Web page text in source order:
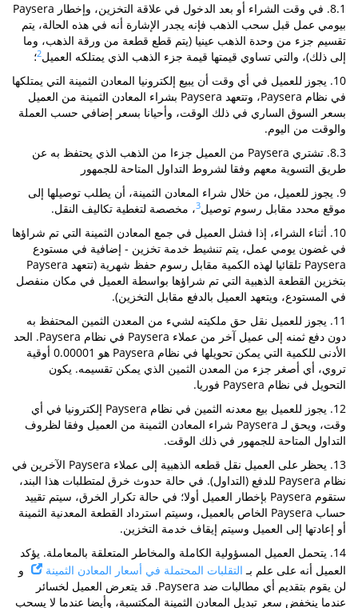
8.1. في وقت الشراء أو بعد الدخول في علاقة التخزين، وإخطار Paysera
بيومي عمل قبل سحب الذهب فإنه يجدر الإشارة أنه في هذه الحالة، يتم
تقسيم جزء من وحدة الذهب عينيا (يتم قطع قطعة من ورقة الذهب، وما
إلى ذلك)، والتي تساوي قيمتها قيمة جزء الذهب الذي يمتلكه العميل2؛
10. يجوز للعميل في أي وقت أن يبيع إلكترونيا المعادن الثمينة التي يمتلكها
في نظام Paysera، وتتعهد Paysera بشراء المعادن الثمينة من العميل
بسعر السوق الساري في ذلك الوقت، وأحيانا بسعر إضافي حسب العملة
والوقت من اليوم.
8.3. تشتري Paysera من العميل جزءا من الذهب الذي يحتفظ به عن
طريق التسوية معهم وفقا لشروط التداول المتاحة للجمهور
9. يجوز للعميل، من خلال شراء المعادن الثمينة، أن يطلب توصيلها إلى
موقع محدد مقابل رسوم توصيل3، مخصصة لتغطية تكاليف النقل.
10. أثناء الشراء، إذا فشل العميل في جمع المعادن الثمينة التي تم شراؤها
في غضون يومي عمل، يتم تنشيط خدمة تخزين - إضافية في مستودع
Paysera تلقائيا لهذه الكمية مقابل رسوم حفظ شهرية (تتعهد Paysera
بتخزين القطعة الذهبية التي تم شراؤها بواسطة العميل في مكان منفصل
في المستودع، ويتعهد العميل بالدفع مقابل التخزين).
11. يجوز للعميل نقل حق ملكيته لشيء من المعدن الثمين المحتفظ به
دون دفع ثمنه إلى عميل آخر من عملاء Paysera في نظام Paysera. الحد
الأدنى للكمية التي يمكن تحويلها في نظام Paysera هو 0.00001 أوقية
تروي، أي أصغر جزء من المعدن الثمين الذي يمكن تقسيمه. يكون
التحويل في نظام Paysera فوريا.
12. يجوز للعميل بيع معدنه الثمين في نظام Paysera إلكترونيا في أي
وقت، ويحق لـ Paysera شراء المعادن الثمينة من العميل وفقا لظروف
التداول المتاحة للجمهور في ذلك الوقت.
13. يحظر على العميل نقل قطعه الذهبية إلى عملاء Paysera الآخرين في
نظام Paysera للدفع (التداول). في حالة حدوث خرق لمتطلبات هذا البند،
ستقوم Paysera بإخطار العميل أولا؛ في حالة تكرار الخرق، سيتم تقييد
حساب Paysera الخاص بالعميل، وسيتم استرداد القطعة المعدنية الثمينة
أو إعادتها إلى العميل وسيتم إيقاف خدمة التخزين.
14. يتحمل العميل المسؤولية الكاملة والمخاطر المتعلقة بالمعاملة. يؤكد
العميل أنه على علم بـ التقلبات المحتملة في أسعار المعادن الثمينة
و
لن يقوم بتقديم أي مطالبات ضد Paysera. قد يتعرض العميل لخسائر
عندما ينخفض ​​سعر تبديل المعادن الثمينة المكتسبة، وأيضا عندما لا يسحب